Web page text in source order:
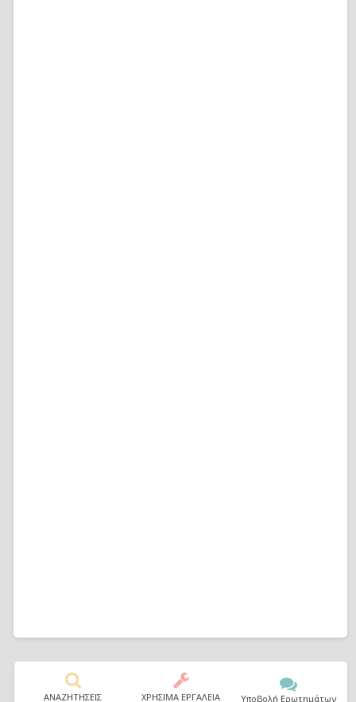
ΑΝΑΖΗΤΗΣΕΙΣ ΧΡΗΣΙΜΑ ΕΡΓΑΛΕΙΑ Υποβολή Ερωτημάτων